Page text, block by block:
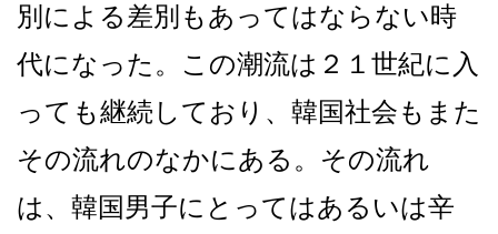
別による差別もあってはならない時
代になった。この潮流は２１世紀に入
っても継続しており、韓国社会もまた
その流れのなかにある。その流れ
は、韓国男子にとってはあるいは辛